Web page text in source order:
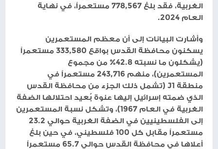
الغربية، فقد بلغ 778,567 مستعمراً، في نهاية
العام 2024.
وأشارت البيانات إلى أن معظم المستعمرين
يسكنون محافظة القدس بواقع 333,580 مستعمراً
(يشكلون ما نسبته 42.8% من مجموع
المستعمرين)، منهم 243,716 مستعمراً في
منطقة J1 (تشمل ذلك الجزء من محافظة القدس
الذي ضمته إسرائيل إليها عنوة بُعيد احتلالها الضفة
الغربية في العام 1967)، وتشكل نسبة المستعمرين
إلى الفلسطينيين في الضفة الغربية حوالي 23.2
مستعمراً مقابل كل 100 فلسطيني، في حين بلغ
أعلاها في محافظة القدس حوالي 65.7 مستعمراً